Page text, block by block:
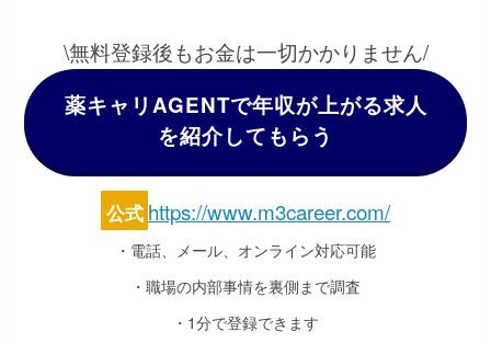
\無料登録後もお金は一切かかりません/
薬キャリAGENTで年収が上がる求人
を紹介してもらう
公式 https://www.m3career.com/
・電話、メール、オンライン対応可能
・職場の内部事情を裏側まで調査
・1分で登録できます